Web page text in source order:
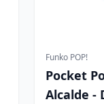
Funko POP!
Pocket
Alcalde -